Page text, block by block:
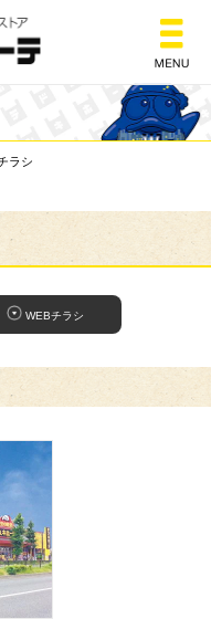
総合ディスカウント
ラシ
WEBチラシ